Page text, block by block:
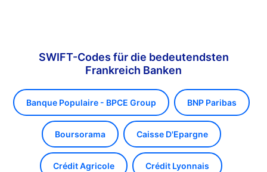
SWIFT-Codes für die bedeutendsten
Frankreich Banken
Banque Populaire - BPCE Group BNP Paribas
Boursorama Caisse D'Epargne
Crédit Agricole Crédit Lyonnais